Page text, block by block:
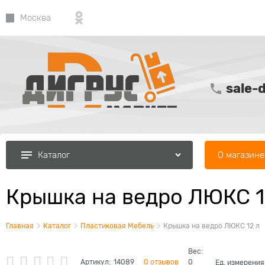
Москва
sale-
Каталог О магазине
Крышка на ведро ЛЮКС
Главная Каталог Пластиковая Мебель Крышка на ведро ЛЮКС 12 л
Артикул: 14089 0 отзывов
Вес:
0
Ед.